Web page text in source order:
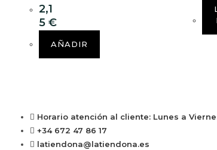
2,1
5 €
AÑADIR
Horario atención al cliente: Lunes a
+34 672 47 86 17
latiendona@latiendona.es